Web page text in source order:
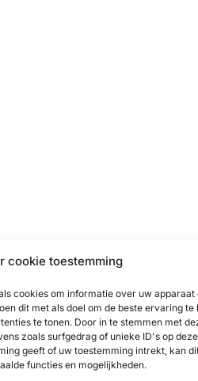
cookie toestemming
cookies om informatie over uw apparaat
dit met als doel om de beste ervaring te
te tonen. Door in te stemmen met
zoals surfgedrag of unieke ID's op
geeft of uw toestemming intrekt, kan
functies en mogelijkheden.